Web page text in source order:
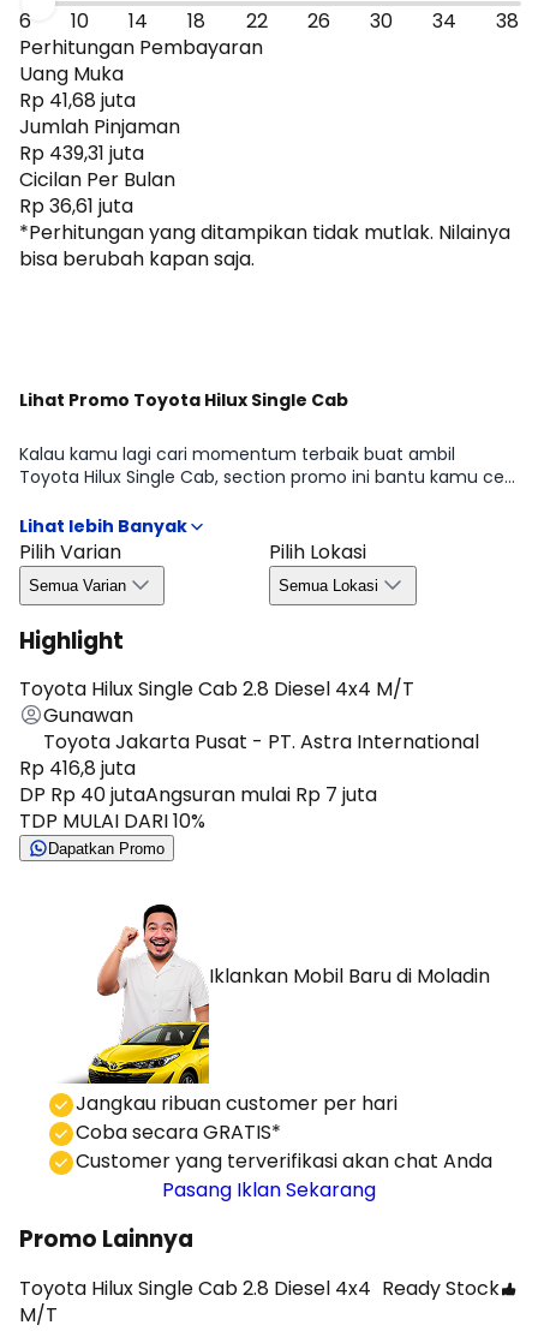
6
10 14 18 22 26 30 34
38
Perhitungan Pembayaran
Uang Muka
Rp 41,68 juta
Jumlah Pinjaman
Rp 439,31 juta
Cicilan Per Bulan
Rp 36,61 juta
*Perhitungan yang ditampikan tidak mutlak. Nilainya
bisa berubah kapan saja.
Lihat Promo Toyota Hilux Single Cab
Kalau kamu lagi cari momentum terbaik buat ambil
Toyota Hilux Single Cab, section promo ini bantu kamu cek
dari benefit untuk pembelian, kemudahan kredit, hingga
bonus yang biasanya bergantung pada wilayah dan
ketersediaan. Dengan begitu, kamu bisa ambil keputusan
lebih efisien tanpa melewatkan peluang promo yang
relevan di Agustus 2026.
Pilih Varian
Semua Varian
Pilih Lokasi
Semua Lokasi
Highlight
Toyota Hilux Single Cab 2.8 Diesel 4x4 M/T
Gunawan
Toyota Jakarta Pusat - PT. Astra International
Rp 416,8 juta
DP Rp 40 jutaAngsuran mulai Rp 7 juta
TDP MULAI DARI 10%
Dapatkan Promo
Iklankan Mobil Barudi Moladin
⁠Jangkau ribuan customer per hari
Coba secara GRATIS*
⁠⁠Customer yang terverifikasi akan chat Anda
Pasang Iklan Sekarang
Promo Lainnya
Toyota Hilux Single Cab 2.8 Diesel 4x4
M/T
Ready Stock